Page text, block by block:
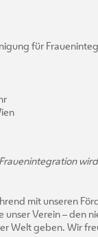
für
mit unseren
unser Verein – den
Welt geben. Wir